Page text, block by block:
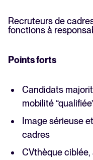
Recruteurs de
fonctions à
Points forts
Candidats
mobilité
Image sérieuse
cadres
CVthèque